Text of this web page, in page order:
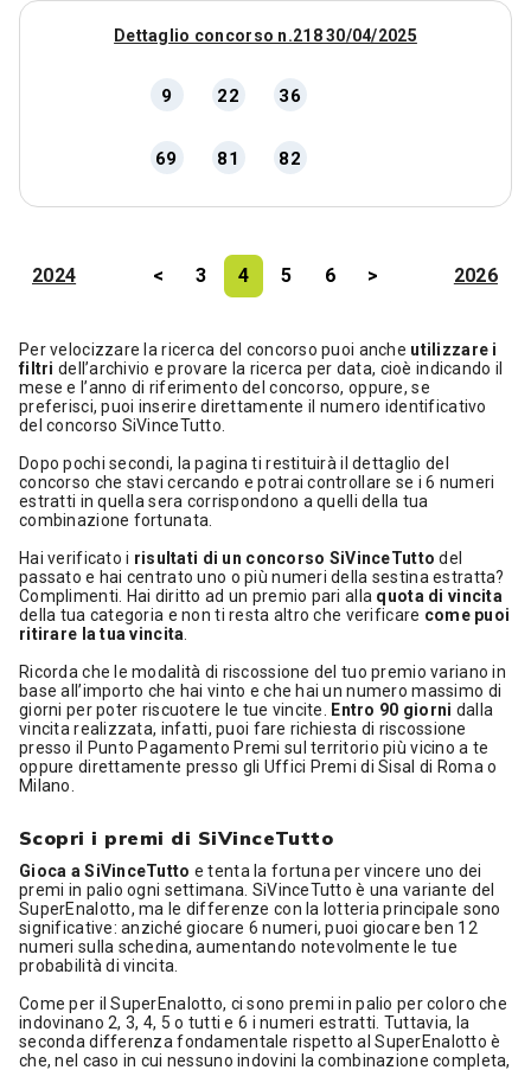
Dettaglio concorso n.218 30/04/2025
9 22 36
69 81 82
2024 < 3 4 5 6 > 2026
Per velocizzare la ricerca del concorso puoi anche utilizzare i
filtri dell’archivio e provare la ricerca per data, cioè indicando il
mese e l’anno di riferimento del concorso, oppure, se
preferisci, puoi inserire direttamente il numero identificativo
del concorso SiVinceTutto.
Dopo pochi secondi, la pagina ti restituirà il dettaglio del
concorso che stavi cercando e potrai controllare se i 6 numeri
estratti in quella sera corrispondono a quelli della tua
combinazione fortunata.
Hai verificato i risultati di un concorso SiVinceTutto del
passato e hai centrato uno o più numeri della sestina estratta?
Complimenti. Hai diritto ad un premio pari alla quota di vincita
della tua categoria e non ti resta altro che verificare come puoi
ritirare la tua vincita
Ricorda che le modalità di riscossione del tuo premio variano in
base all’importo che hai vinto e che hai un numero massimo di
giorni per poter riscuotere le tue vincite.
Entro 90 giorni dalla
vincita realizzata, infatti, puoi fare richiesta di riscossione
presso il Punto Pagamento Premi sul territorio più vicino a te
oppure direttamente presso gli Uffici Premi di Sisal di Roma o
Milano.
Scopri i premi di SiVinceTutto
Gioca a SiVinceTutto e tenta la fortuna per vincere uno dei
premi in palio ogni settimana. SiVinceTutto è una variante del
SuperEnalotto, ma le differenze con la lotteria principale sono
significative: anziché giocare 6 numeri, puoi giocare ben 12
numeri sulla schedina, aumentando notevolmente le tue
probabilità di vincita.
Come per il SuperEnalotto, ci sono premi in palio per coloro che
indovinano 2, 3, 4, 5 o tutti e 6 i numeri estratti. Tuttavia, la
seconda differenza fondamentale rispetto al SuperEnalotto è
che, nel caso in cui nessuno indovini la combinazione completa,